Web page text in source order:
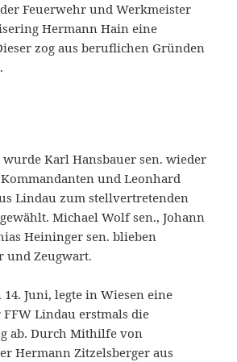
Feuerwehr und Werkmeister
Hermann Hain eine
zog aus beruflichen Gründen
Karl Hansbauer sen. wieder
und Leonhard
Lindau zum stellvertretenden
Michael Wolf sen., Johann
Heininger sen. blieben
und Zeugwart.
14. Juni, legte in Wiesen eine
Lindau erstmals die
ab. Durch Mithilfe von
Hermann Zitzelsberger aus